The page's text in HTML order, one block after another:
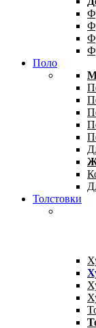
Поло
Толстовки